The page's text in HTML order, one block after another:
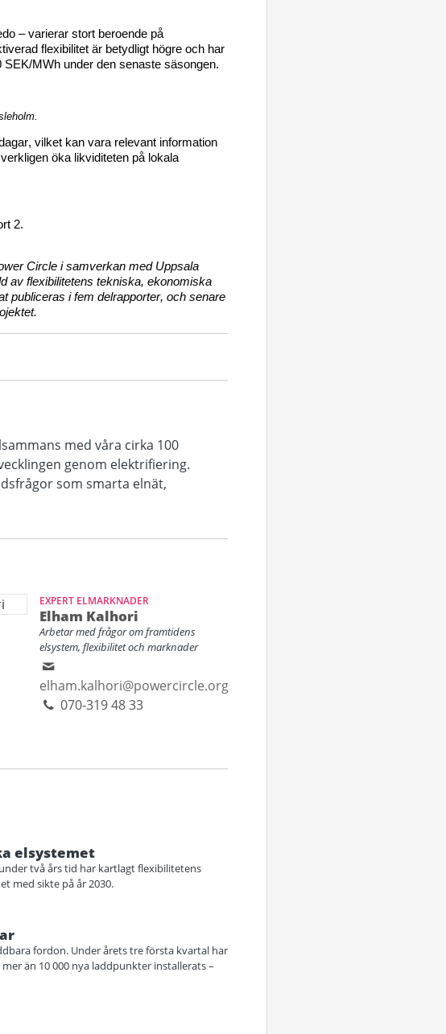
–
flexibilitet är betydligt högre och
SEK/MWh under den senaste säsongen.
, vilket kan vara relevant information
öka likviditeten på lokala
2.
Circle i samverkan med Uppsala
av flexibilitetens tekniska, ekonomiska
publiceras i fem delrapporter, och senare
med våra cirka 100
genom elektrifiering.
som smarta elnät,
EXPERT ELMARKNADER
Elham Kalhori
Arbetar med frågor om framtidens
elsystem, flexibilitet och marknader
elham.kalhori@powercircle.org
070-319 48 33
elsystemet
två års tid har kartlagt flexibilitetens
med sikte på år 2030.
fordon. Under årets tre första kvartal har
än 10 000 nya laddpunkter installerats –